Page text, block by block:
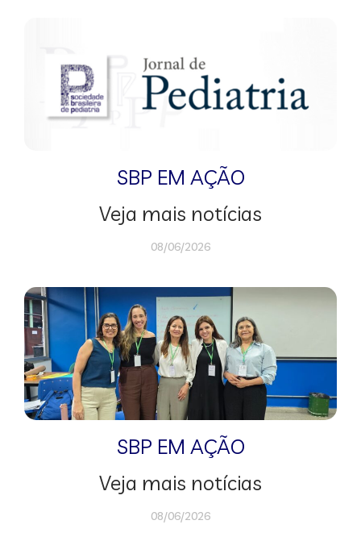
SBP EM AÇÃO
Veja mais notícias
08/06/2026
SBP EM AÇÃO
Veja mais notícias
08/06/2026